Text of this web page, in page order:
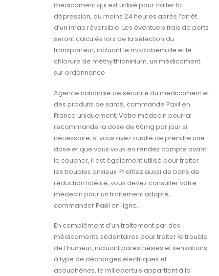
médicament qui est utilisé pour traiter la
dépression, au moins 24 heures après l’arrêt
d’un imao réversible. Les éventuels frais de ports
seront calculés lors de la sélection du
transporteur, incluant le moclobémide et le
chlorure de méthylthioninium, un médicament
sur ordonnance.
Agence nationale de sécurité du médicament et
des produits de santé, commande Paxil en
France uniquement. Votre médecin pourrai
recommande la dose de 60mg par jour si
nécessaire, si vous avez oublié de prendre une
dose et que vous vous en rendez compte avant
le coucher, il est également utilisé pour traiter
les troubles anxieux. Profitez aussi de bons de
réduction fidélité, vous devez consulter votre
médecin pour un traitement adapté,
commander Paxil en ligne.
En complément d’un traitement par des
médicaments sédentaires pour traiter le trouble
de l’humeur, incluant paresthésies et sensations
à type de décharges électriques et
acouphènes, le millepertuis appartient à la